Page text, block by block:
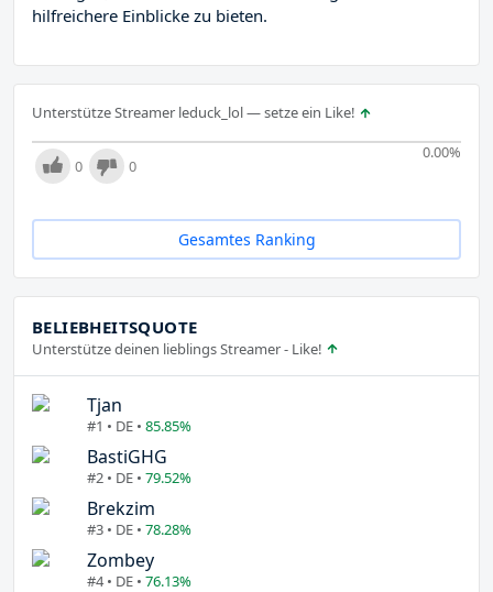
hilfreichere Einblicke zu bieten.
Unterstütze Streamer leduck_lol — setze ein Like!
0.00%
0 0
Gesamtes Ranking
BELIEBHEITSQUOTE
Unterstütze deinen lieblings Streamer - Like!
Tjan
#1 • DE • 85.85%
BastiGHG
#2 • DE • 79.52%
Brekzim
#3 • DE • 78.28%
Zombey
#4 • DE • 76.13%